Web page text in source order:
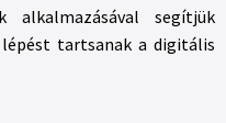
alkalmazásával segítjük
tartsanak a digitális